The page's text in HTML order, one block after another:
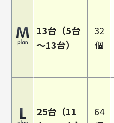
13台（5台
～13台）
32
個
25台（11
64